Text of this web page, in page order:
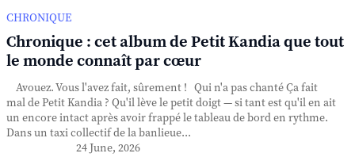
CHRONIQUE
Chronique : cet album de Petit Kandia que tout
le monde connaît par cœur
Avouez. Vous l'avez fait, sûrement ! Qui n'a pas chanté Ça fait
mal de Petit Kandia ? Qu'il lève le petit doigt — si tant est qu'il en ait
un encore intact après avoir frappé le tableau de bord en rythme.
Dans un taxi collectif de la banlieue...
24 June, 2026